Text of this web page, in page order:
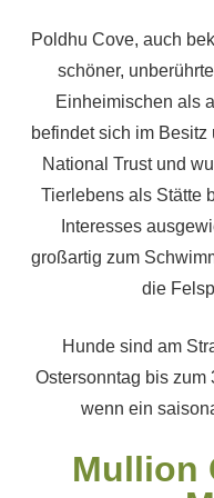
Poldhu Cove, auch
schöner,
Einheimischen als
befindet sich im
National Trust und
Tierlebens als Stätte
Interesses
großartig zum
die
Hunde sind am
Ostersonntag bis zum
wenn ein
Mullion